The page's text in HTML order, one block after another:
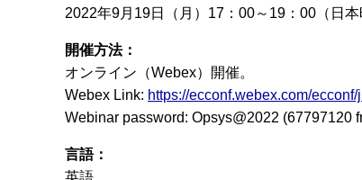
2022年9月19日（月）17：00～19：00（日
開催方法：
オンライン（Webex）開催。
Webex Link: https://ecconf.webex.com/
Webinar password: Opsys@2022 (67797120
言語：